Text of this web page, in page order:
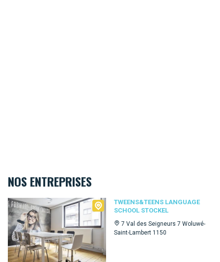
NOS ENTREPRISES
TWEENS&TEENS LANGUAGE
SCHOOL STOCKEL
7 Val des Seigneurs 7 Woluwé-
Saint-Lambert 1150
Tweens&Teens language school Stockel